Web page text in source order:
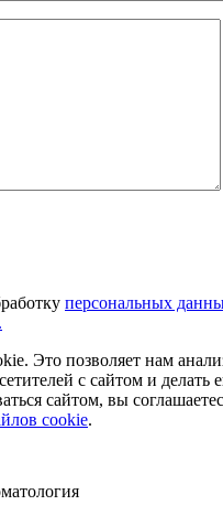
персональных
Это позволяет нам
с сайтом и делать
сайтом, вы
cookie.